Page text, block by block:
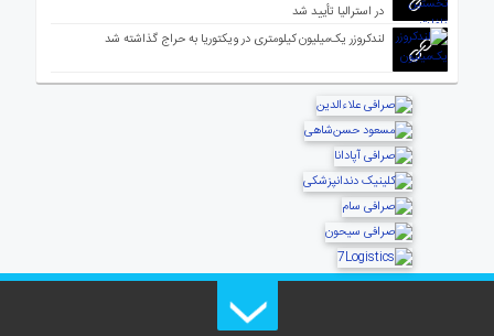
در استرالیا تأیید شد
لندکروزر یک‌میلیون کیلومتری در ویکتوریا به حراج گذاشته شد